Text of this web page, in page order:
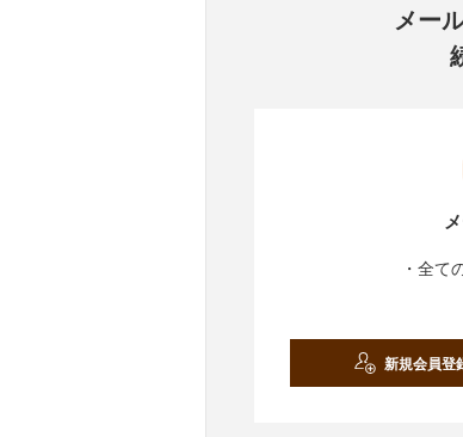
メー
・全て
新規会員登